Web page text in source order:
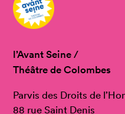
l’Avant Seine /
Théâtre de Colombes
Parvis des Droits de
88 rue Saint Denis